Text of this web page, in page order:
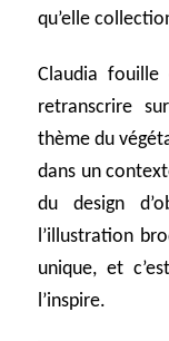
qu’elle
Claudia
retranscrire
thème du
dans un
du design
l’illustration
unique, et
l’inspire.